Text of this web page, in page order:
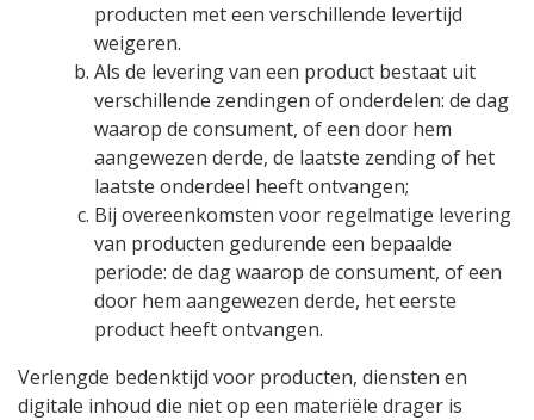
producten met een verschillende levertijd
weigeren.
Als de levering van een product bestaat uit
verschillende zendingen of onderdelen: de dag
waarop de consument, of een door hem
aangewezen derde, de laatste zending of het
laatste onderdeel heeft ontvangen;
Bij overeenkomsten voor regelmatige levering
van producten gedurende een bepaalde
periode: de dag waarop de consument, of een
door hem aangewezen derde, het eerste
product heeft ontvangen.
Verlengde bedenktijd voor producten, diensten en
digitale inhoud die niet op een materiële drager is